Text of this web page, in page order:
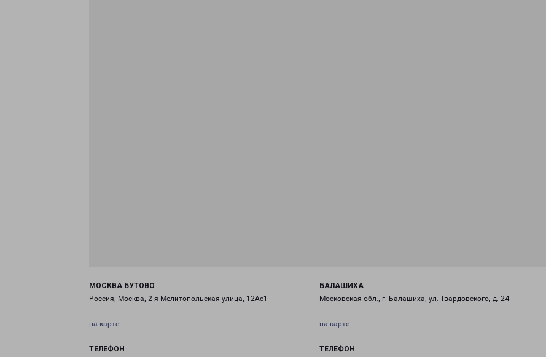
МОСКВА БУТОВО
Россия, Москва, 2-я Мелитопольская улица, 12Ас1
на карте
ТЕЛЕФОН
БАЛАШИХА
Московская обл., г. Балашиха, ул. Твардовского, д. 24
на карте
ТЕЛЕФОН